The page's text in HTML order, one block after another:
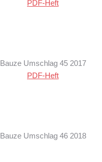
PDF-Heft
Bauze Umschlag 45 2017
PDF-Heft
Bauze Umschlag 46 2018